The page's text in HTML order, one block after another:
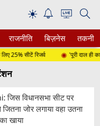
☀
राजनीति बिज़नेस तकनीक
सीटें रिजर्व 'पूरी दाल ही
जिस विधानसभा सीट पर
जितना जोर लगाया वहा उतना
खाया